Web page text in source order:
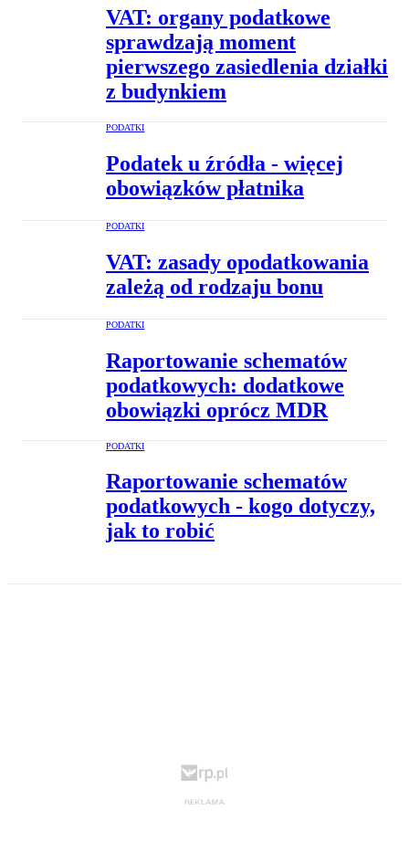
VAT: organy podatkowe
sprawdzają moment
pierwszego zasiedlenia działki
z budynkiem
PODATKI
Podatek u źródła - więcej
obowiązków płatnika
PODATKI
VAT: zasady opodatkowania
zależą od rodzaju bonu
PODATKI
Raportowanie schematów
podatkowych: dodatkowe
obowiązki oprócz MDR
PODATKI
Raportowanie schematów
podatkowych - kogo dotyczy,
jak to robić